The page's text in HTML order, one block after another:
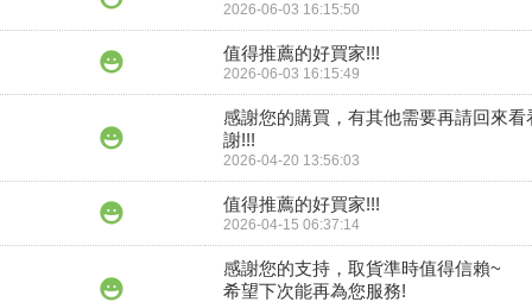
2026-06-03 16:15:50
值得推薦的好買家!!!
2026-06-03 16:15:49
感謝您的購買，有其他需要再請回來看
謝!!!
2026-04-20 13:56:03
值得推薦的好買家!!!
2026-04-15 06:37:14
感謝您的支持，取貨準時值得信賴~
希望下次能再為您服務!